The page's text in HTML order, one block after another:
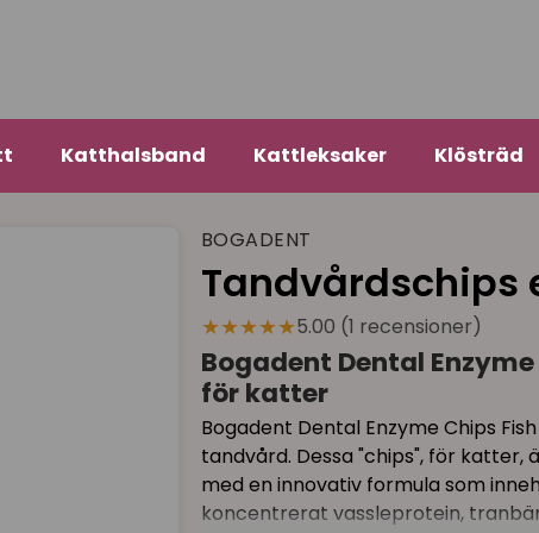
Katthalsband Kattleksaker Klösträd
BOGADENT
Tandvårdschips
★★★★★5.00 (1 recensioner)
Bogadent Dental
för katter
Bogadent Dental Enzyme Chips
tandvård. Dessa "chips", för katter,
med en innovativ formula som
koncentrerat vassleprotein,